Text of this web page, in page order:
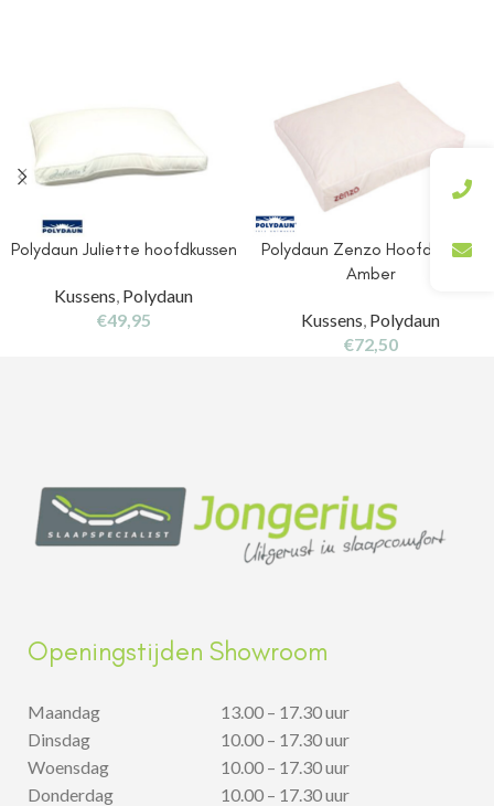
Polydaun Juliette hoofdkussen
Kussens, Polydaun
€49,95
Polydaun Zenzo Hoofdkussen
Amber
Kussens, Polydaun
€72,50
Openingstijden Showroom
Maandag
Dinsdag
Woensdag
Donderdag
13.00 – 17.30 uur
10.00 – 17.30 uur
10.00 – 17.30 uur
10.00 – 17.30 uur